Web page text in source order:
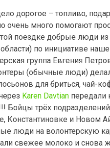
дорогое – топливо,
очень много помогают
поездке добрые люди
по инициативе
группа Евгения
(обычные люди)
для бриться, чай-
Karen Davtian передали
Бойцы трёх
Константиновке и Новом
люди на волонтерскую
свежее молоко и снова